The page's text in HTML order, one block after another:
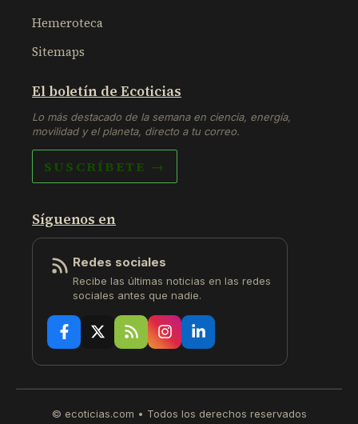
Hemeroteca
Sitemaps
El boletín de Ecoticias
Lo más destacado de la semana en ciencia, energía,
movilidad y el planeta, directo a tu correo.
SUSCRÍBETE →
Síguenos en
Redes sociales
Recibe las últimas noticias en las redes
sociales antes que nadie.
© ecoticias.com • Todos los derechos reservados